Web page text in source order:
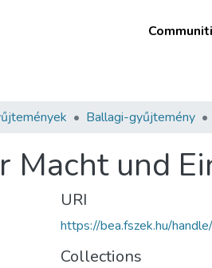
Ballagi-gyűjtemény
Macht und
URI
https://bea.fszek.hu/
Collections